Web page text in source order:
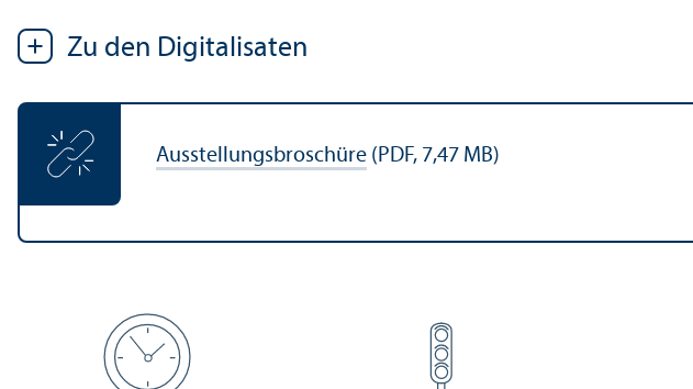
Zu den Digitalisaten
Ausstellungsbroschüre (PDF, 7,47 MB)